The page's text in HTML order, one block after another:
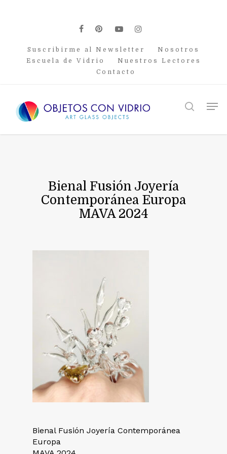
facebook
pinterest
youtubeinstagram
Suscribirme al Newsletter
Nosotros
Escuela de Vidrio
Nuestros Lectores
Contacto
search
Bienal Fusión Joyería
Contemporánea Europa
MAVA 2024
Bienal Fusión Joyería Contemporánea
Europa